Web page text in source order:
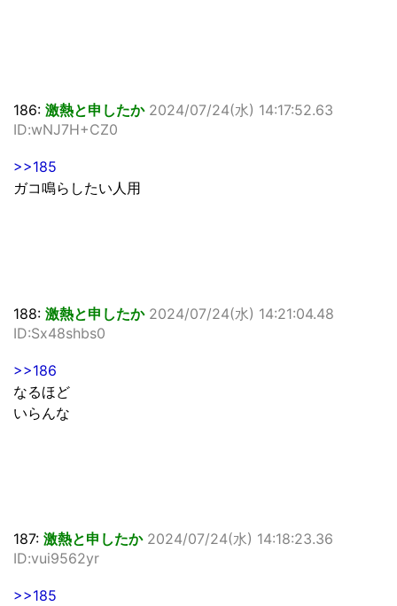
186: 激熱と申したか 2024/07/24(水) 14:17:52.63
ID:wNJ7H+CZ0
>>185
ガコ鳴らしたい人用
188: 激熱と申したか 2024/07/24(水) 14:21:04.48
ID:Sx48shbs0
>>186
なるほど
いらんな
187: 激熱と申したか 2024/07/24(水) 14:18:23.36
ID:vui9562yr
>>185